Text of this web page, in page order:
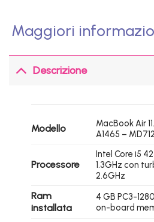
Maggiori
Descrizione
Modello
MacBook Air
A1465 –
Processore
Intel Core i5
1.3GHz con
2.6GHz
Ram
installata
4 GB PC3-
on-board